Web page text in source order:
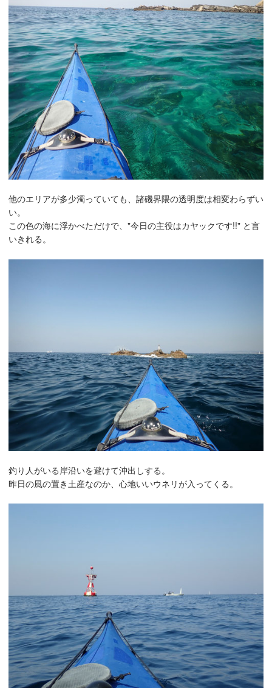
他のエリアが多少濁っていても、諸磯界隈の透明度は相変わらずい
い。
この色の海に浮かべただけで、"今日の主役はカヤックです!!" と言
いきれる。
釣り人がいる岸沿いを避けて沖出しする。
昨日の風の置き土産なのか、心地いいウネリが入ってくる。